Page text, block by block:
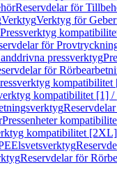
Reservdelar för
VerktygVerktyg för
för
pressverktyg
för
kompatibilitet
kompatibilitet [1]
Pressenheter
kompatibilitet [2XL]
Elsvetsverktyg
Reservdelar för